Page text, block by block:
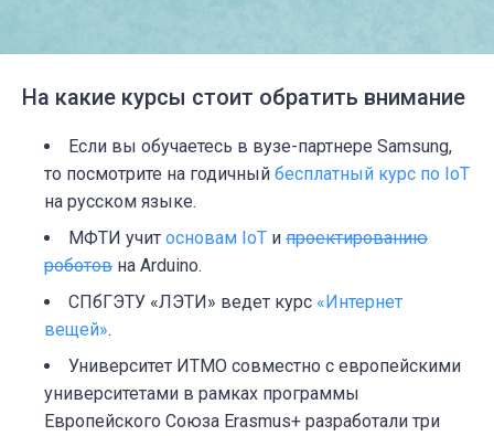
На какие курсы стоит обратить внимание
Если вы обучаетесь в вузе-партнере Samsung,
то посмотрите на годичный бесплатный курс по IoT
на русском языке.
МФТИ учит основам IoT и проектированию
роботов на Arduino.
СПбГЭТУ «ЛЭТИ» ведет курс «Интернет
вещей».
Университет ИТМО совместно с европейскими
университетами в рамках программы
Европейского Союза Erasmus+ разработали три